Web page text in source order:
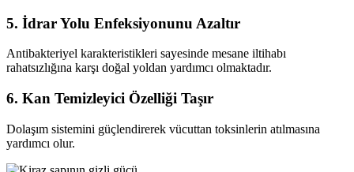
5. İdrar Yolu Enfeksiyonunu Azaltır
Antibakteriyel karakteristikleri sayesinde mesane iltihabı
rahatsızlığına karşı doğal yoldan yardımcı olmaktadır.
6. Kan Temizleyici Özelliği Taşır
Dolaşım sistemini güçlendirerek vücuttan toksinlerin atılmasına
yardımcı olur.